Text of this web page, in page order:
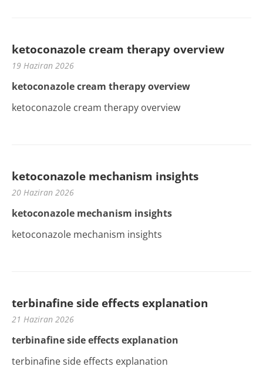
ketoconazole cream therapy overview
19 Haziran 2026
ketoconazole cream therapy overview
ketoconazole cream therapy overview
ketoconazole mechanism insights
20 Haziran 2026
ketoconazole mechanism insights
ketoconazole mechanism insights
terbinafine side effects explanation
21 Haziran 2026
terbinafine side effects explanation
terbinafine side effects explanation